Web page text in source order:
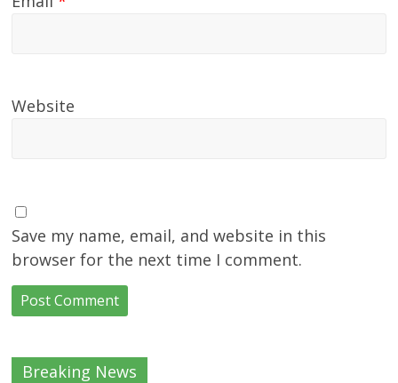
Website
Save my name, email, and website in this
browser for the next time I comment.
Breaking News